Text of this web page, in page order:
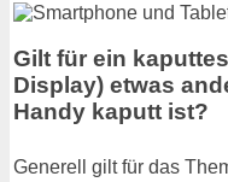
Gilt für ein
Display) etwas
Handy kaputt ist?
Generell gilt für das